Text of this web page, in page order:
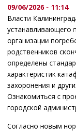
09/06/2026 - 11:14
Власти
устанавливающего
организации
родственников
определены
характеристик
захоронения и
Ознакомиться с
городской
Согласно новым